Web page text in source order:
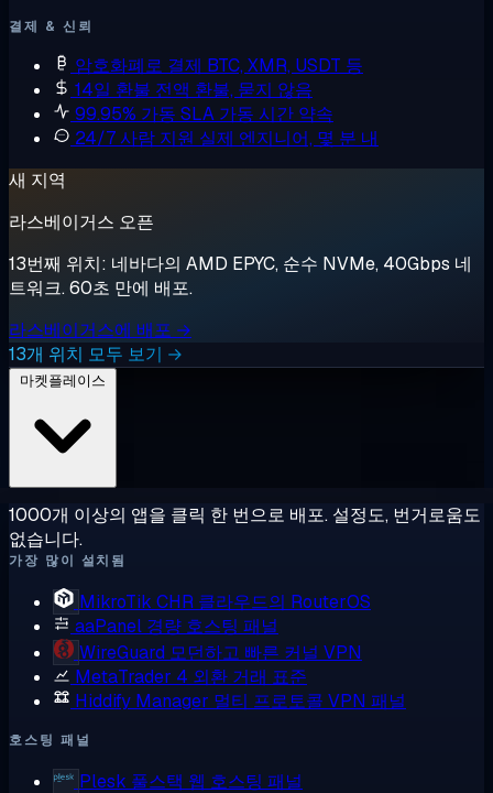
결제 & 신뢰
암호화폐로 결제 BTC, XMR, USDT 등
14일 환불 전액 환불, 묻지 않음
99.95% 가동 SLA 가동 시간 약속
24/7 사람 지원 실제 엔지니어, 몇 분 내
새 지역
라스베이거스 오픈
13번째 위치: 네바다의 AMD EPYC, 순수 NVMe, 40Gbps 네
트워크. 60초 만에 배포.
라스베이거스에 배포 →
13개 위치 모두 보기 →
1000개 이상의 앱을 클릭 한 번으로 배포. 설정도, 번거로움도
없습니다.
가장 많이 설치됨
MikroTik CHR 클라우드의 RouterOS
aaPanel 경량 호스팅 패널
WireGuard 모던하고 빠른 커널 VPN
MetaTrader 4 외환 거래 표준
Hiddify Manager 멀티 프로토콜 VPN 패널
호스팅 패널
Plesk 풀스택 웹 호스팅 패널